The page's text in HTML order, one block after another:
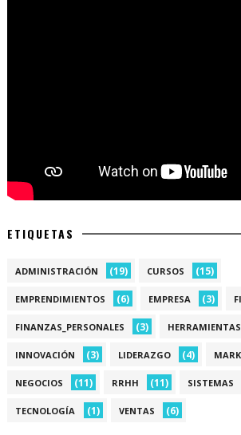
ETIQUETAS
ADMINISTRACIÓN (19) CURSOS (15)
EMPRENDIMIENTOS (6) EMPRESA (3)
FINANZAS_PERSONALES (3) HERRAMIENTAS
INNOVACIÓN (3) LIDERAZGO (4)
NEGOCIOS (11) RRHH (11) SISTEMAS
TECNOLOGÍA (1) VENTAS (6)